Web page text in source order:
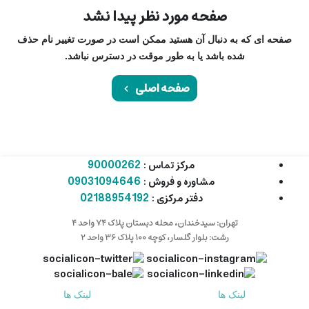
صفحه مورد نظر پیدا نشد
صفحه ای که به دنبال آن هستید ممکن است در صورت تغییر نام حذف
شده باشد یا به طور موقت در دسترس نباشد.
صفحه اصلی
مرکز تماس : 90000262
مشاوره و فروش : 09031094646
دفتر مرکزی : 02188954192
تهران: سیدخندان، محله دبستان پلاک ۷۴ واحد ۴
رشت: بلوار گلسار، کوچه ۱۰۰ پلاک ۳۶ واحد ۲
لینک ها
لینک ها